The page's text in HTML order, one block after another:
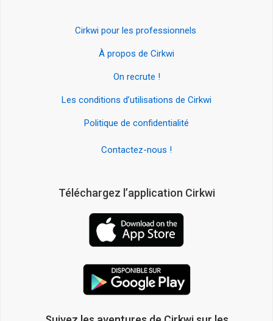
Cirkwi pour les professionnels
À propos de Cirkwi
On recrute !
Les conditions d’utilisations de Cirkwi
Politique de confidentialité
Contactez-nous !
Téléchargez l’application Cirkwi